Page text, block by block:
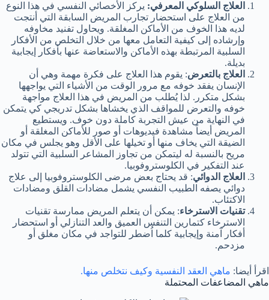
العلاج السلوكي المعرفي: يركز الأخصائي النفسي في هذا النوع
من العلاج على استحضار تجارب المريض السابقة التي أنتجت
لديه هذا الخوف من الأماكن المغلقة. ويحاول تفنيد مخاوفه
وإرشاده إلى كيفية التعامل معها من خلال التخلص من الأفكار
السلبية المرتبطة بهذه الأماكن والاستعاضة عنها بأفكار إيجابية
بديلة.
العلاج بالتعرض: يقوم هذا العلاج على فكرة مهمة وهي أن
الإنسان يفقد خوفه مع مرور الوقت من الأشياء التي يواجهها
بشكل متكرر. لذا يُطلب من المريض في هذا العلاج مواجهة
خوفه والتعرض للمواقف الذي يخشاها بشكل تدريجي كي يتمكن
في النهاية من عيش التجربة كاملة دون خوف. ويستطيع
المريض أيضاً مشاهدة فيديوهات أو صور للأماكن المغلقة أو
الضيقة التي يخاف منها أو تخيلها على الأقل وهو يجلس في مكان
مريح بالنسبة له ليتمكن من تجاوز المشاعر السلبية التي تتولد
عند التفكير في الكلوستروفوبيا.
العلاج الدوائي: قد يحتاج بعض مرضى الكلوستروفوبيا إلى علاج
دوائي يصفه الطبيب النفسي يشمل مضادات القلق ومضادات
الاكتئاب.
تقنيات الاسترخاء: يمكن أن يتعلم المريض ممارسة تقنيات
الاسترخاء كتمارين التنفس العميق والعد التنازلي أو استحضار
أفكار آمنة وإيجابية كلما اُضطر للتواجد في مكان مغلق أو
مزدحم.
اقرأ أيضا: ماهي العقد النفسية وكيف نتخلص منها.
ماهي المضاعفات المحتملة